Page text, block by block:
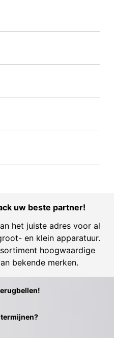
uw beste partner!
het juiste adres voor al
en klein apparatuur.
hoogwaardige
bekende merken.